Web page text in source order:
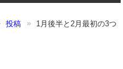
投稿
1月後半と2月最初の3つ